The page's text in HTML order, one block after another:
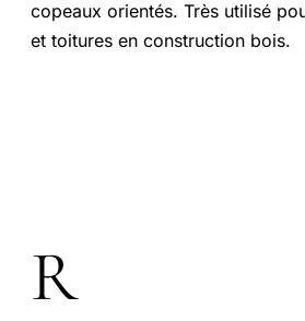
copeaux orientés. Très utilisé
et toitures en construction bois.
R